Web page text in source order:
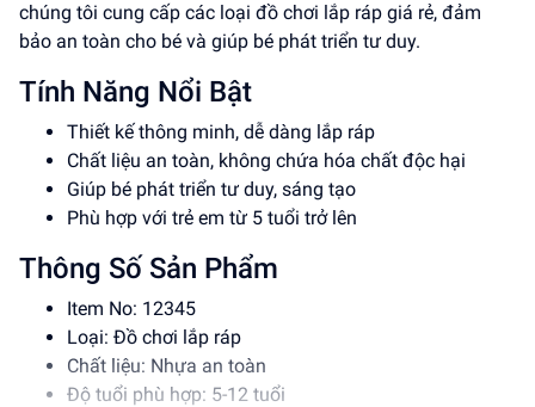
chúng tôi cung cấp các loại đồ chơi lắp ráp giá rẻ, đảm
bảo an toàn cho bé và giúp bé phát triển tư duy.
Tính Năng Nổi Bật
Thiết kế thông minh, dễ dàng lắp ráp
Chất liệu an toàn, không chứa hóa chất độc hại
Giúp bé phát triển tư duy, sáng tạo
Phù hợp với trẻ em từ 5 tuổi trở lên
Thông Số Sản Phẩm
Item No: 12345
Loại: Đồ chơi lắp ráp
Chất liệu: Nhựa an toàn
Độ tuổi phù hợp: 5-12 tuổi